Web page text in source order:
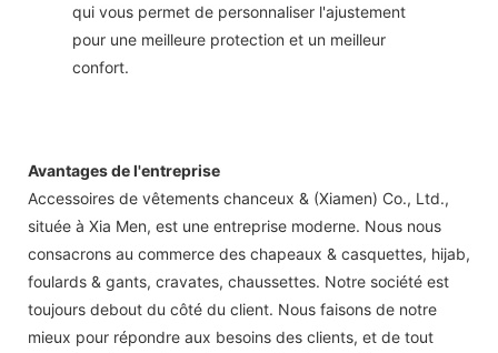
qui vous permet de personnaliser l'ajustement
pour une meilleure protection et un meilleur
confort.
Avantages de l'entreprise
Accessoires de vêtements chanceux & (Xiamen) Co., Ltd.,
située à Xia Men, est une entreprise moderne. Nous nous
consacrons au commerce des chapeaux & casquettes, hijab,
foulards & gants, cravates, chaussettes. Notre société est
toujours debout du côté du client. Nous faisons de notre
mieux pour répondre aux besoins des clients, et de tout